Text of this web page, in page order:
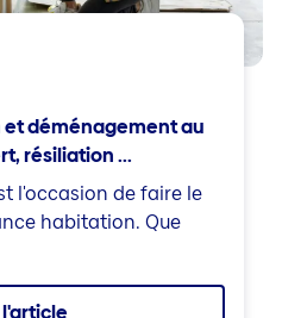
déménagement au
résiliation ...
l'occasion de faire le
habitation. Que